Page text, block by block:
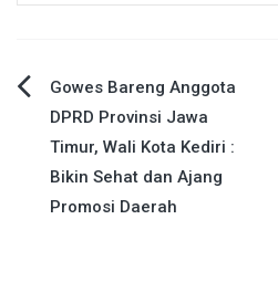
Navigasi
pos
Gowes Bareng Anggota
DPRD Provinsi Jawa
Timur, Wali Kota Kediri :
Bikin Sehat dan Ajang
Promosi Daerah